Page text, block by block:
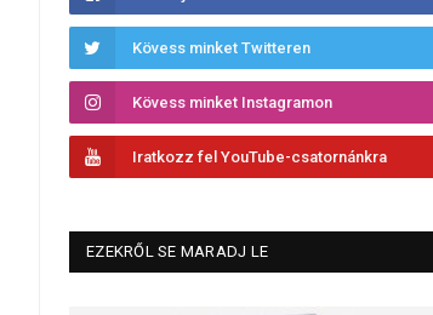
Kövess minket Twitteren
Kövess minket Instagramon
Iratkozz fel YouTube-csatornánkra
EZEKRŐL SE MARADJ LE